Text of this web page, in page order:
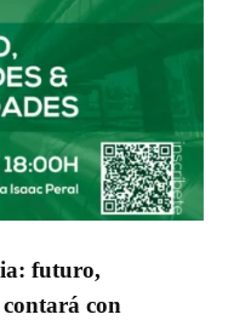
futuro,
contará con